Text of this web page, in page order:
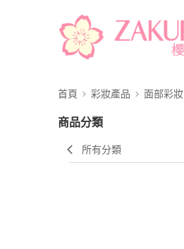
首頁 彩妝產品 面部彩妝
商品分類
所有分類